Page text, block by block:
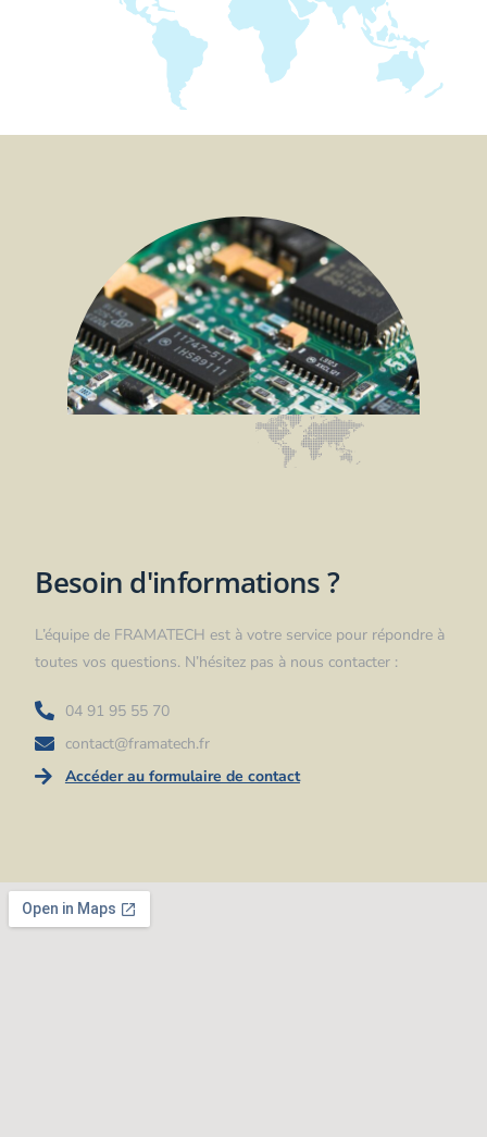
Besoin d'informations ?
L’équipe de FRAMATECH est à votre service pour répondre à
toutes vos questions. N’hésitez pas à nous contacter :
04 91 95 55 70
contact@framatech.fr
Accéder au formulaire de contact